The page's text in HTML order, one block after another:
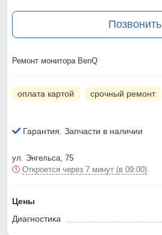
Позвонить
Ремонт монитора BenQ
оплата картой срочный ремонт
Гарантия. Запчасти в наличии
ул. Энгельса, 75
Откроется через 7 минут (в 09:00)
Цены
Диагностика